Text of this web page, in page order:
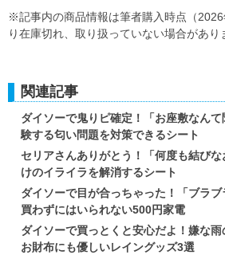
※記事内の商品情報は筆者購入時点（
り在庫切れ、取り扱っていない場合があり
関連記事
ダイソーで鬼りピ確定！「お座敷なん
験する匂い問題を対策できるシート
セリアさんありがとう！「何度も結び
けのイライラを解消するシート
ダイソーで目が合っちゃった！「ブラ
買わずにはいられない500円家電
ダイソーで買っとくと安心だよ！嫌な雨
お財布にも優しいレイングッズ3選